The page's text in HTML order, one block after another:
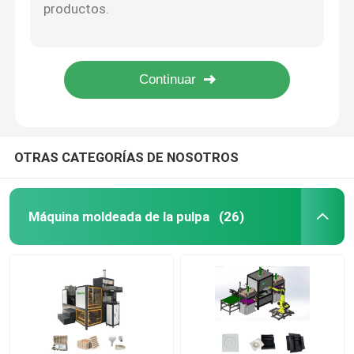
Máquina de bandejas para tazas de café
Máquina para hacer botellas de papel
Máquina para hacer bandejas de guardería
Máquina de fabricación de cartón del huevo
Máquina para hacer cajas de huevos
OTRAS CATEGORÍAS DE NOSOTROS
Máquina moldeada de la pulpa (26)